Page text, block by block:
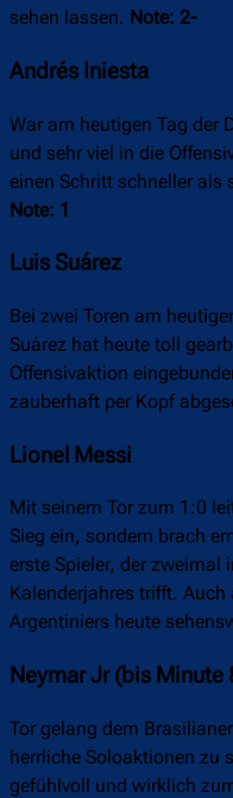
sehen lassen. Note: 2-
Andrés Iniesta
War am heutigen Tag der
und sehr viel in die
einen Schritt schneller als
Note: 1
Luis Suárez
Bei zwei Toren am
Suárez hat heute toll
Offensivaktion
zauberhaft per Kopf
Lionel Messi
Mit seinem Tor zum 1:0
Sieg ein, sondern brach
erste Spieler, der zweimal
Kalenderjahres trifft.
Argentiniers heute
Neymar Jr (bis Minute
Tor gelang dem
herrliche Soloaktionen zu
gefühlvoll und wirklich